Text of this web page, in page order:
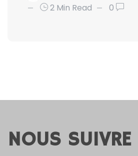
2 Min Read 0
NOUS SUIVRE